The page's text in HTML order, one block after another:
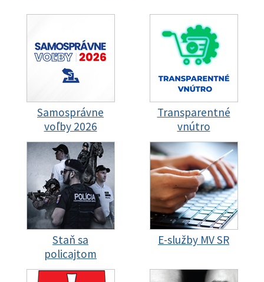
Samosprávne
voľby 2026
Transparentné
vnútro
Staň sa
policajtom
E-služby MV SR